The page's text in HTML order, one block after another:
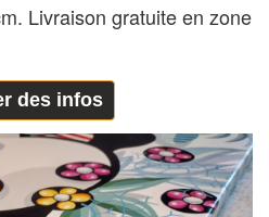
Livraison gratuite en zone
des infos